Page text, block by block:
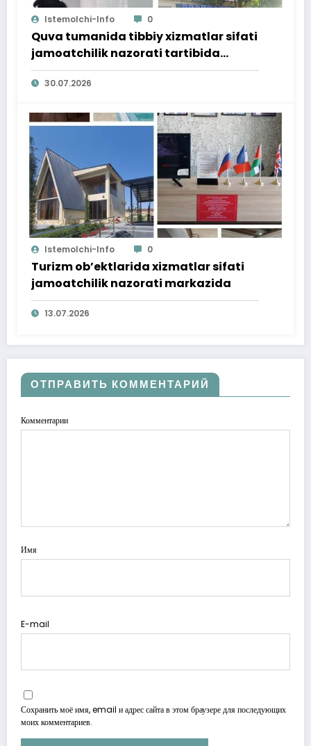
Istemolchi-Info 0
Quva tumanida tibbiy xizmatlar sifati
jamoatchilik nazorati tartibida
o‘rganildi
30.07.2026
Istemolchi-Info 0
Turizm ob’ektlarida xizmatlar sifati
jamoatchilik nazorati markazida
13.07.2026
ОТПРАВИТЬ КОММЕНТАРИЙ
Комментарии
Имя
E-mail
Сохранить моё имя, email и адрес сайта в этом браузере для последующих
моих комментариев.